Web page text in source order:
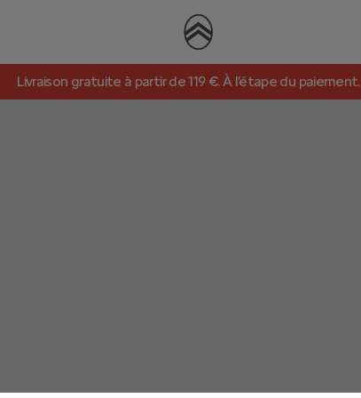
Livraison gratuite à partir de 119 €. À l’étape du paiement.